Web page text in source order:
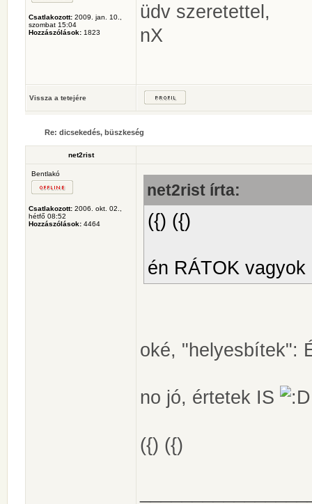
Csatlakozott: 2009. jan. 10.,
szombat 15:04
Hozzászólások: 1823
üdv szeretettel,
nX
Vissza a tetejére
Re: dicsekedés, büszkeség
net2rist
Bentlakó
Csatlakozott: 2006. okt. 02.,
hétfő 08:52
Hozzászólások: 4464
net2rist írta:
({) ({)
én RÁTOK
oké, "helyesbítek":
no jó, értetek IS
({) ({)